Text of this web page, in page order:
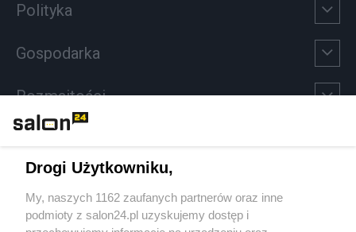
Polityka
Gospodarka
Rozmaitości
Sport
Społeczeństwo
Drogi Użytkowniku,
My, naszych 1162 zaufanych partnerów oraz inne
podmioty z salon24.pl uzyskujemy dostęp i